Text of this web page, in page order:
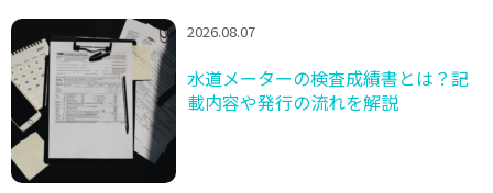
2026.08.07
水道メーターの検査成績書とは？記
載内容や発行の流れを解説